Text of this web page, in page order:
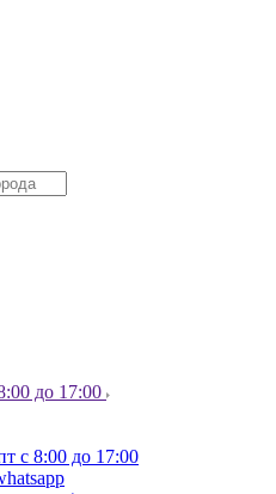
до 17:00
с 8:00 до 17:00